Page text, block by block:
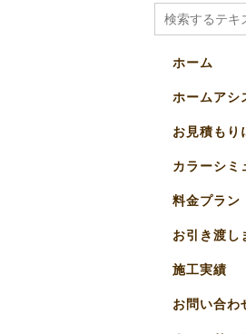
ホーム
ホームアシ
お見積もり
カラーシミ
料金プラン
お引き渡し
施工実績
お問い合わ